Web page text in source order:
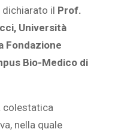
dichiarato il Prof.
Università
Fondazione
Bio-Medico di
colestatica
nella quale